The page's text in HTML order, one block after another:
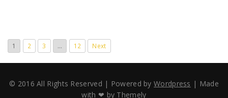
1 2 3 … 12 Next
© 2016 All Rights Reserved | Powered byWordpress | Made
with ❤ by Themely